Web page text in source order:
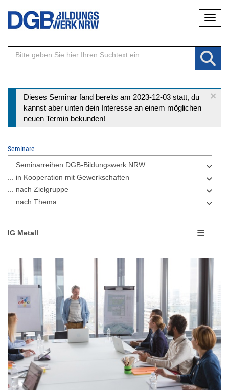
Direkt
Inhalt
×
Statusmeldung
Dieses Seminar fand bereits am 2023-12-03 statt, du
kannst aber unten dein Interesse an einem möglichen
neuen Termin bekunden!
Seminare
... Seminarreihen DGB-Bildungswerk NRW
... in Kooperation mit Gewerkschaften
... nach Zielgruppe
... nach Thema
IG Metall